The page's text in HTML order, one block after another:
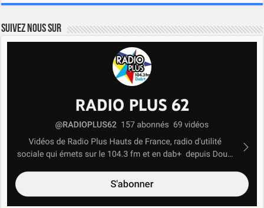
Suivez nous sur